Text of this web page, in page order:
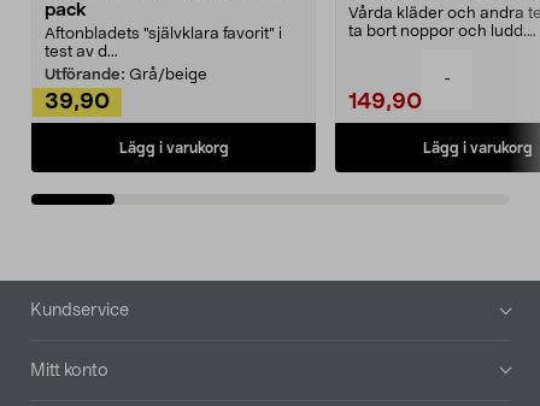
-
pack
Aftonbladets "självklara favorit” i
test av d...
Utförande: Grå/beige
39,90
Lägg i varukorg
Vårda kläder och andra
ta bort noppor och ludd.
149,90
Lägg i varukorg
Sidfot
Kundservice
Mitt konto